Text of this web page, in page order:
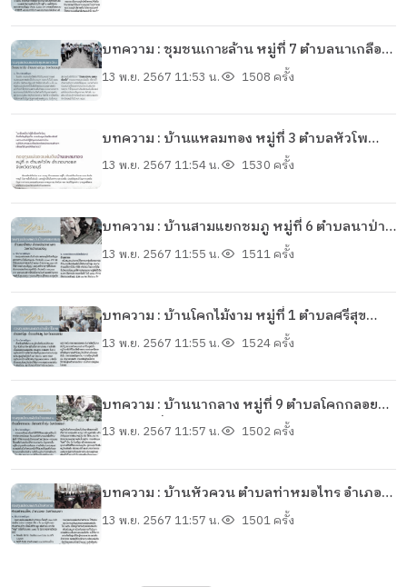
บทความ : ชุมชนเกาะล้าน หมู่ที่ 7 ตำบลนาเกลือ
อำเภอบางละมุง จังหวัดชลบุรี
13 พ.ย. 2567 11:53 น. 1508 ครั้ง
บทความ : บ้านแหลมทอง หมู่ที่ 3 ตำบลหัวโพ
อำเภอบางแพ จังหวัดราชบุรี
13 พ.ย. 2567 11:54 น. 1530 ครั้ง
บทความ : บ้านสามแยกชมภู หมู่ที่ 6 ตำบลนาป่า
แซง อำเภอปทุมราชวงศา จังหวัดอำนาจเจริญ
13 พ.ย. 2567 11:55 น. 1511 ครั้ง
บทความ : บ้านโคกไม้งาม หมู่ที่ 1 ตำบลศรีสุข
อำเภอสีชมพู จังหวัดขอนแก่น
13 พ.ย. 2567 11:55 น. 1524 ครั้ง
บทความ : บ้านนากลาง หมู่ที่ 9 ตำบลโคกกลอย
อำเภอตะกั่วทุ่ง จังหวัดพังงา
13 พ.ย. 2567 11:57 น. 1502 ครั้ง
บทความ : บ้านหัวควน ตำบลท่าหมอไทร อำเภอ
จะนะ จังหวัดสงขลา
13 พ.ย. 2567 11:57 น. 1501 ครั้ง